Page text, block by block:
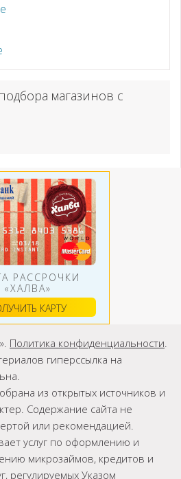
магазинов с
РАССРОЧКИ
«ХАЛВА»
КАРТУ
Политика конфиденциальности
гиперссылка на
из открытых источников и
Содержание сайта не
или рекомендацией.
услуг по оформлению и
микрозаймов, кредитов и
регулируемых Указом